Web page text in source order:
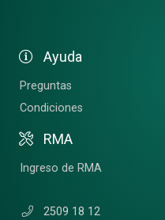
Ayuda
Preguntas
Condiciones
RMA
Ingreso de RMA
2509 18 12